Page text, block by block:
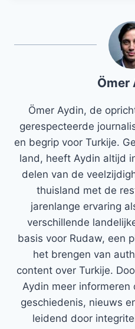
Ömer
Ömer Aydin, de
gerespecteerde
en begrip voor Turkije.
land, heeft Aydin altijd
delen van de
thuisland met de
jarenlange ervaring
verschillende
basis voor Rudaw, een
het brengen van
content over Turkije.
Aydin meer informeren
geschiedenis, nieuws
leidend door